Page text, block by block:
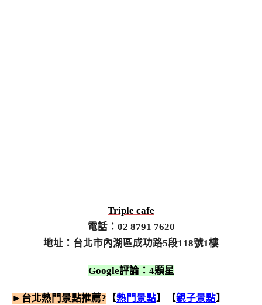
Triple cafe
電話：02 8791 7620
地址：台北市內湖區成功路5段118號1樓
Google評論：4顆星
►台北熱門景點推薦? 【熱門景點】【親子景點】